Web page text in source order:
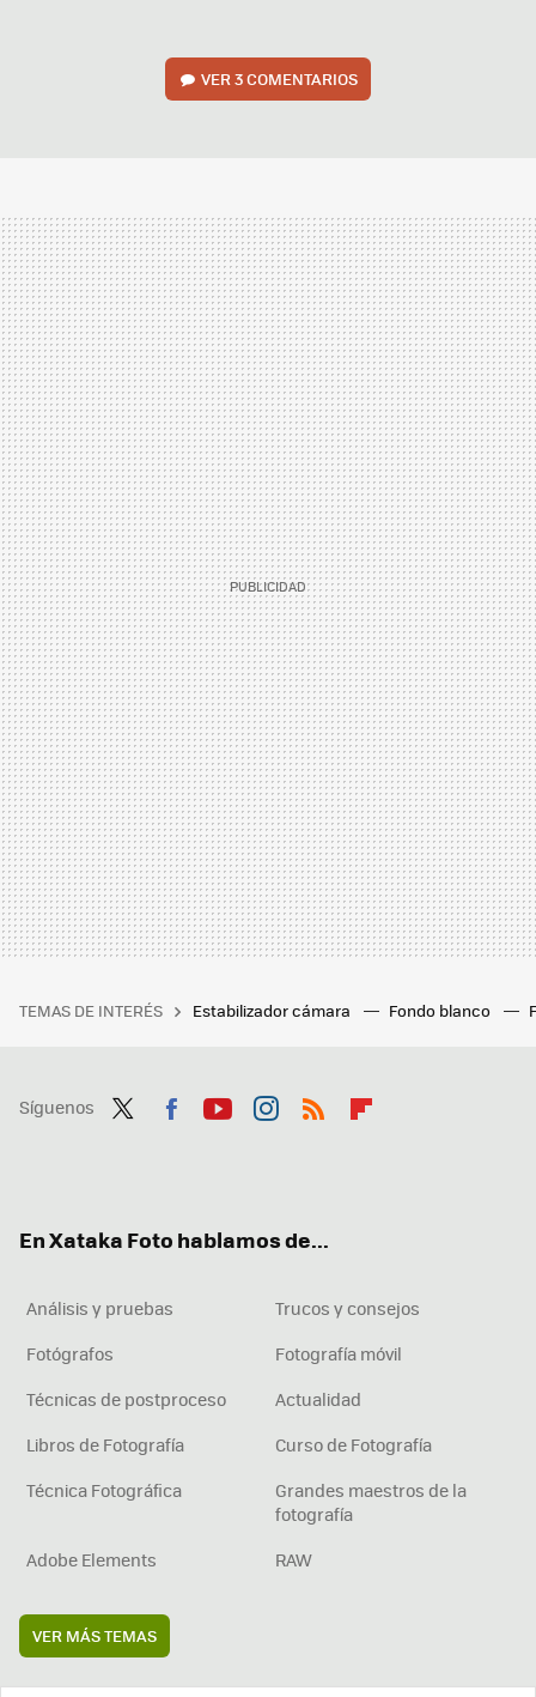
VER3 COMENTARIOS
TEMAS DE INTERÉS Estabilizador cámara Fondo blanco
Síguenos
En Xataka Foto hablamos de...
Análisis y pruebas
Trucos y consejos
Fotógrafos
Fotografía móvil
Técnicas de postproceso
Actualidad
Libros de Fotografía
Curso de Fotografía
Técnica Fotográfica
Grandes maestros de la
fotografía
Adobe Elements
RAW
VER MÁS TEMAS